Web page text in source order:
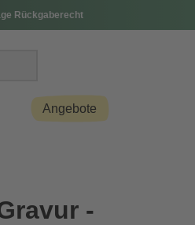
Rückgaberecht
Angebote
-